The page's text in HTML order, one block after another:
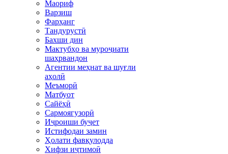
Маориф
Варзиш
Фарҳанг
Тандурустӣ
Бахши дин
Мактубҳо ва муроҷиати
шаҳрвандон
Агентии меҳнат ва шуғли
аҳолӣ
Меъморӣ
Матбуот
Сайёҳӣ
Сармоягузорӣ
Иҷроиши буҷет
Истифодаи замин
Ҳолати фавқулодда
Хифзи иҷтимоӣ